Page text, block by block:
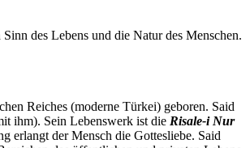
des Lebens und die Natur des Menschen.
Reiches (moderne Türkei) geboren. Said
ihm). Sein Lebenswerk ist die Risale-i Nur
erlangt der Mensch die Gottesliebe. Said